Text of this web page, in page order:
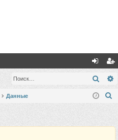
хо
д
ег
ис
Данные
с